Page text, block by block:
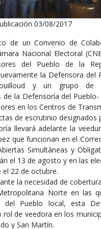
03/08/2017
de un Convenio de
Nacional Electoral
del Pueblo de la
la Defensora del
y un grupo de
de la Defensoría del
en los Centros de
de escrutinio designados
llevará adelante la
que funcionan en el
Simultáneas y
el 13 de agosto y en las
el 22 de octubre.
la necesidad de
Norte en las
del Pueblo local, esta
rol de veedora en los
y San Martín.